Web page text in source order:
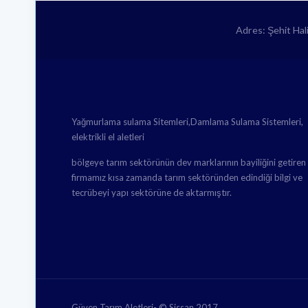
Adres: Şehit
Yağmurlama sulama Sitemleri,Damlama Sulama Sistemleri,
elektrikli el aletleri
bölgeye tarım sektörünün dev marklarının bayiliğini getiren
firmamız kısa zamanda tarım sektöründen edindiği bilgi ve
tecrübeyi yapı sektörüne de aktarmıştır.